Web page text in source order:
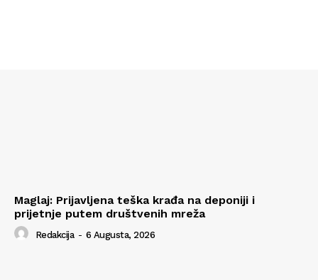
Maglaj: Prijavljena teška krađa na deponiji i
prijetnje putem društvenih mreža
Redakcija - 6 Augusta, 2026